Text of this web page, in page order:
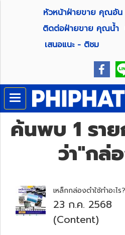
หัวหน้าฝ่ายขาย คุณอัน
ติดต่อฝ่ายขาย คุณน้ำ
เสนอแนะ - ติชม
ค้นพบ 1 ราย
ว่า"กล่
เหล็กกล่องดำใช้ทำอะไร?
23 ก.ค. 2568
(Content)